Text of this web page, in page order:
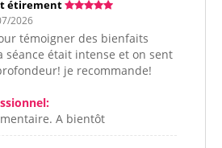
étirement
2026
témoigner des bienfaits
séance était intense et on sent
je recommande!
A bientôt